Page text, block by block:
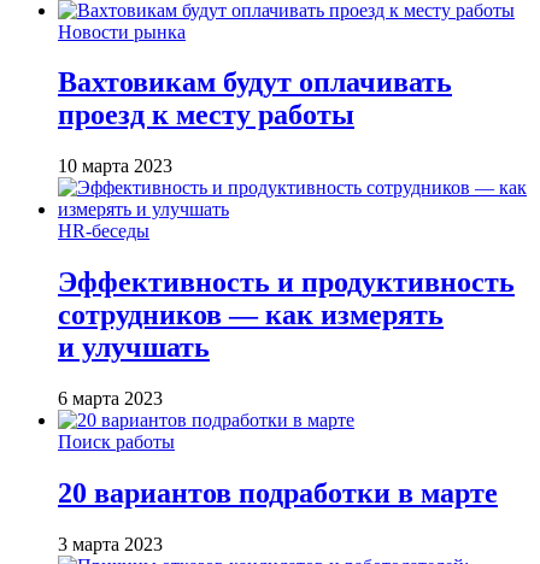
Новости рынка
Вахтовикам будут оплачивать
проезд к месту работы
10 марта 2023
HR-беседы
Эффективность и продуктивность
сотрудников — как измерять
и улучшать
6 марта 2023
Поиск работы
20 вариантов подработки в марте
3 марта 2023